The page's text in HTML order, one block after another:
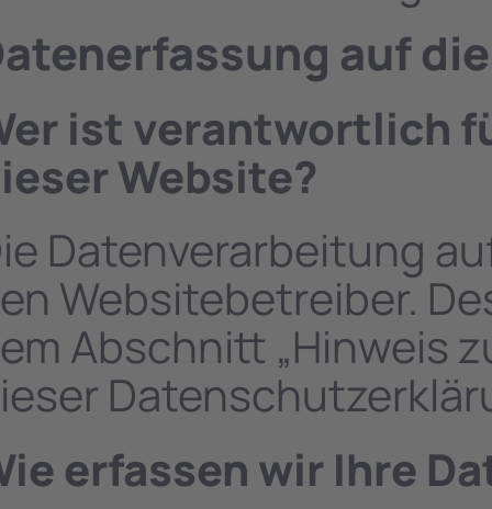
auf
ist verantwortlich
Website?
Datenverarbeitung
Websitebetreiber.
Abschnitt „Hinweis
erfassen wir Ihre